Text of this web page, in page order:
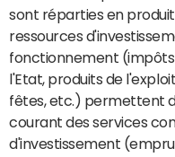
sont réparties en
ressources
fonctionnement (impôts
l'Etat, produits de
fêtes, etc.) permettent
courant des services
d'investissement